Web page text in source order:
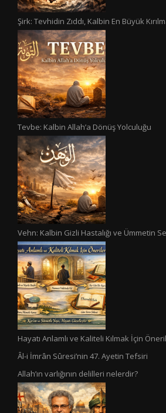
Şirk: Tevhidin Zıddı, Kalbin En Büyük
Tevbe: Kalbin Allah’a Dönüş Yolculuğu
Vehn: Kalbin Gizli Hastalığı ve Ümmetin
Hayatı Anlamlı ve Kaliteli Kılmak İçin
Âl-i İmrân Sûresi’nin 47. Ayetin Tefsiri
Allah’ın varlığının delilleri nelerdir?